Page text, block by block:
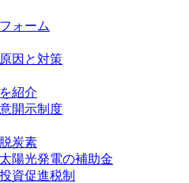
ォーム
因と対策
紹介
開示制度
炭素
陽光発電の補助金
資促進税制